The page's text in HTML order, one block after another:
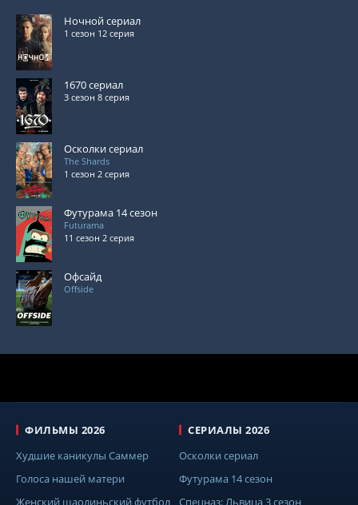
Ночной сериал
1 сезон 12 серия
1670 сериал
3 сезон 8 серия
Осколки сериал
The Shards
1 сезон 2 серия
Футурама 14 сезон
Futurama
11 сезон 2 серия
Офсайд
Offside
ФИЛЬМЫ 2026
Худшие каникулы Саммер
Голоса нашей матери
Женский шаолиньский футбол
СЕРИАЛЫ 2026
Осколки сериал
Футурама 14 сезон
Спецназ: Львица 3 сезон